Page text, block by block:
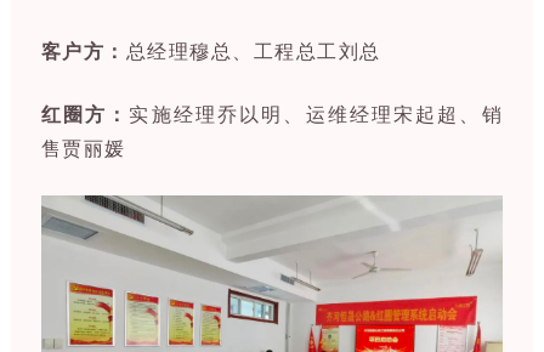
客户方： 总经理穆总、工程总工刘总
红圈方： 实施经理乔以明、运维经理宋起超、销
售贾丽媛